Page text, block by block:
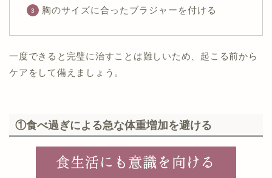
胸のサイズに合ったブラジャーを付ける
一度できると完璧に治すことは難しいため、起こる前から
ケアをして備えましょう。
①食べ過ぎによる急な体重増加を避ける